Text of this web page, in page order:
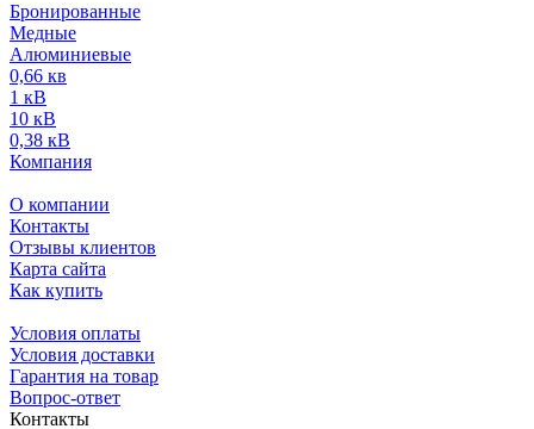
Бронированные
Медные
Алюминиевые
0,66 кв
1 кВ
10 кВ
0,38 кВ
Компания
О компании
Контакты
Отзывы клиентов
Карта сайта
Как купить
Условия оплаты
Условия доставки
Гарантия на товар
Вопрос-ответ
Контакты